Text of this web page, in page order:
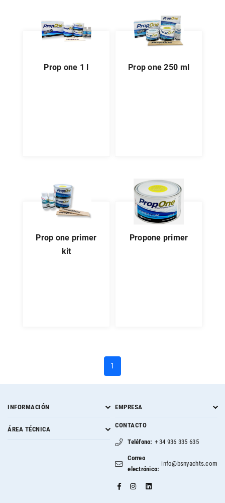
prop one 1 l prop one 250 ml
prop one primer
kit
propone primer
1
INFORMACIÓN EMPRESA
ÁREA TÉCNICA
CONTACTO
Teléfono: + 34 936 335 635
Correo
electrónico:
info@bsnyachts.com